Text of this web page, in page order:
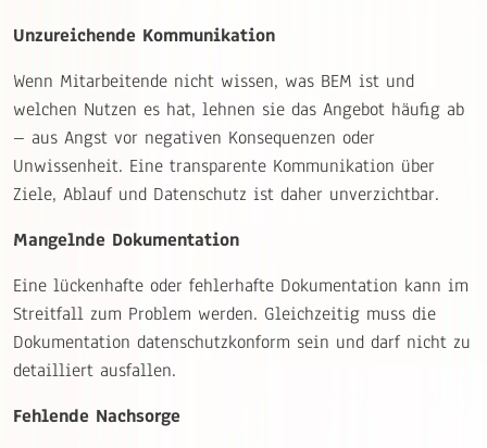
Unzureichende Kommunikation
Wenn Mitarbeitende nicht wissen, was BEM ist und
welchen Nutzen es hat, lehnen sie das Angebot häufig ab
– aus Angst vor negativen Konsequenzen oder
Unwissenheit. Eine transparente Kommunikation über
Ziele, Ablauf und Datenschutz ist daher unverzichtbar.
Mangelnde Dokumentation
Eine lückenhafte oder fehlerhafte Dokumentation kann im
Streitfall zum Problem werden. Gleichzeitig muss die
Dokumentation datenschutzkonform sein und darf nicht zu
detailliert ausfallen.
Fehlende Nachsorge